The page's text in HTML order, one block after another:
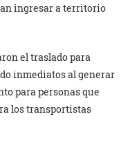
ingresar a territorio
el traslado para
inmediatos al generar
para personas que
los transportistas